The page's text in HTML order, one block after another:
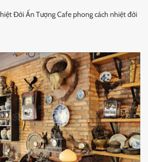
Đới Ấn Tượng Cafe phong cách nhiệt đới